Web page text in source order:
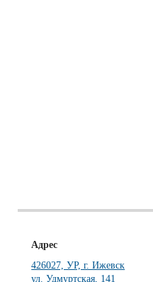
Адрес
426027, УР, г. Ижевск
ул. Удмуртская, 141